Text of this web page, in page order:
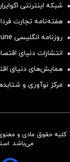
شبکه اینترنتی
هفته‌نامه تجارت فردا
روزنامه انگلیسی Financial Tribune
انتشارات دنیای
همایش‌های دنیای
مرکز نوآوری و
کلیه حقوق مادی و
می‌باشد.